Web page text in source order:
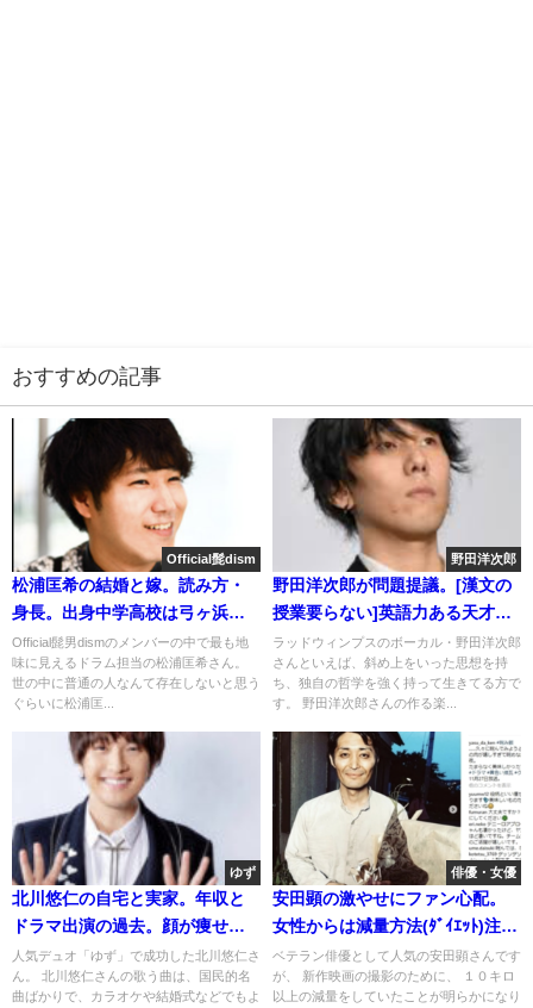
おすすめの記事
Official髭dism
松浦匡希の結婚と嫁。読み方・
身長。出身中学高校は弓ヶ浜か
堺？兄弟なし
Official髭男dismのメンバーの中で最も地
味に見えるドラム担当の松浦匡希さん。
世の中に普通の人なんて存在しないと思う
ぐらいに松浦匡...
野田洋次郎
野田洋次郎が問題提議。[漢文の
授業要らない]英語力ある天才が
怖い
ラッドウィンプスのボーカル・野田洋次郎
さんといえば、斜め上をいった思想を持
ち、独自の哲学を強く持って生きてる方で
す。 野田洋次郎さんの作る楽...
ゆず
北川悠仁の自宅と実家。年収と
ドラマ出演の過去。顔が痩せた
のは病気?
人気デュオ「ゆず」で成功した北川悠仁さ
ん。 北川悠仁さんの歌う曲は、国民的名
曲ばかりで、カラオケや結婚式などでもよ
俳優・女優
安田顕の激やせにファン心配。
女性からは減量方法(ﾀﾞｲｴｯﾄ)注目
が！(画像)
ベテラン俳優として人気の安田顕さんです
が、 新作映画の撮影のために、 １０キロ
以上の減量をしていたことが明らかになり